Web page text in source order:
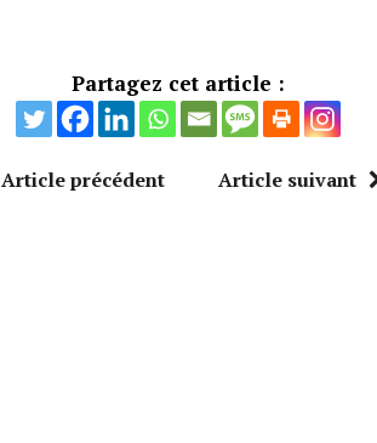
Partagez cet article :
Article précédent Article suivant